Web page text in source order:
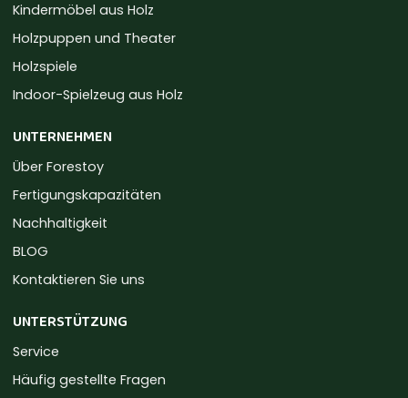
Kindermöbel aus Holz
Holzpuppen und Theater
Holzspiele
Indoor-Spielzeug aus Holz
UNTERNEHMEN
Über Forestoy
Fertigungskapazitäten
Nachhaltigkeit
BLOG
Kontaktieren Sie uns
UNTERSTÜTZUNG
Service
Häufig gestellte Fragen